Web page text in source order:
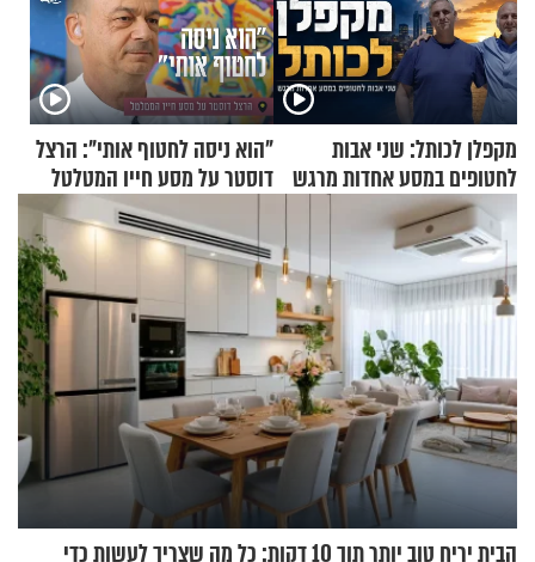
מקפלן לכותל: שני אבות
לחטופים במסע אחדות מרגש
"הוא ניסה לחטוף אותי": הרצל
דוסטר על מסע חייו המטלטל
הבית יריח טוב יותר תוך 10 דקות: כל מה שצריך לעשות כדי